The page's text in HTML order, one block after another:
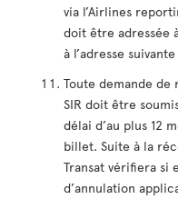
via l’Airlines
doit être adressée
à l’adresse suivante
Toute demande de
SIR doit être
délai d’au plus 12
billet. Suite à la
Transat vérifiera si
d’annulation